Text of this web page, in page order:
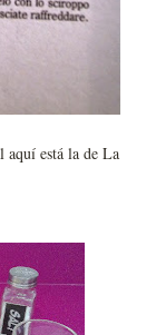
aquí está la de La